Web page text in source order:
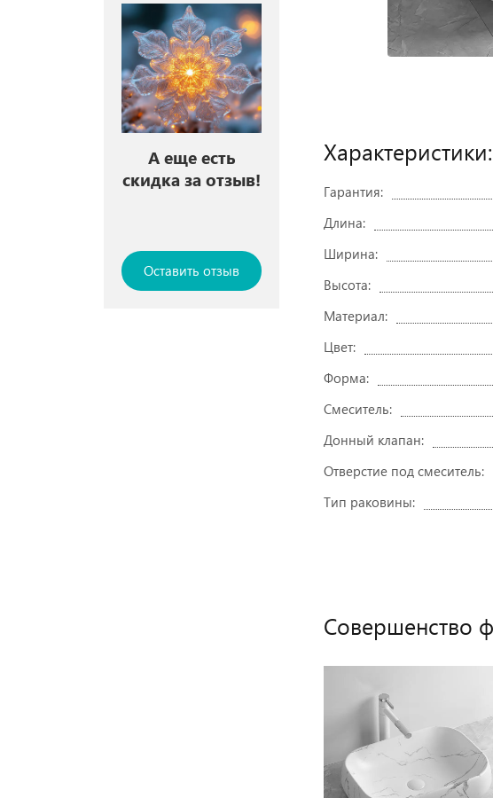
А еще есть
скидка за отзыв!
Оставить отзыв
Характеристики:
Гарантия:
Длина:
Ширина:
Высота:
Материал:
Цвет:
Форма:
Смеситель:
Донный клапан:
Отверстие под смеситель:
Тип раковины:
Совершенство